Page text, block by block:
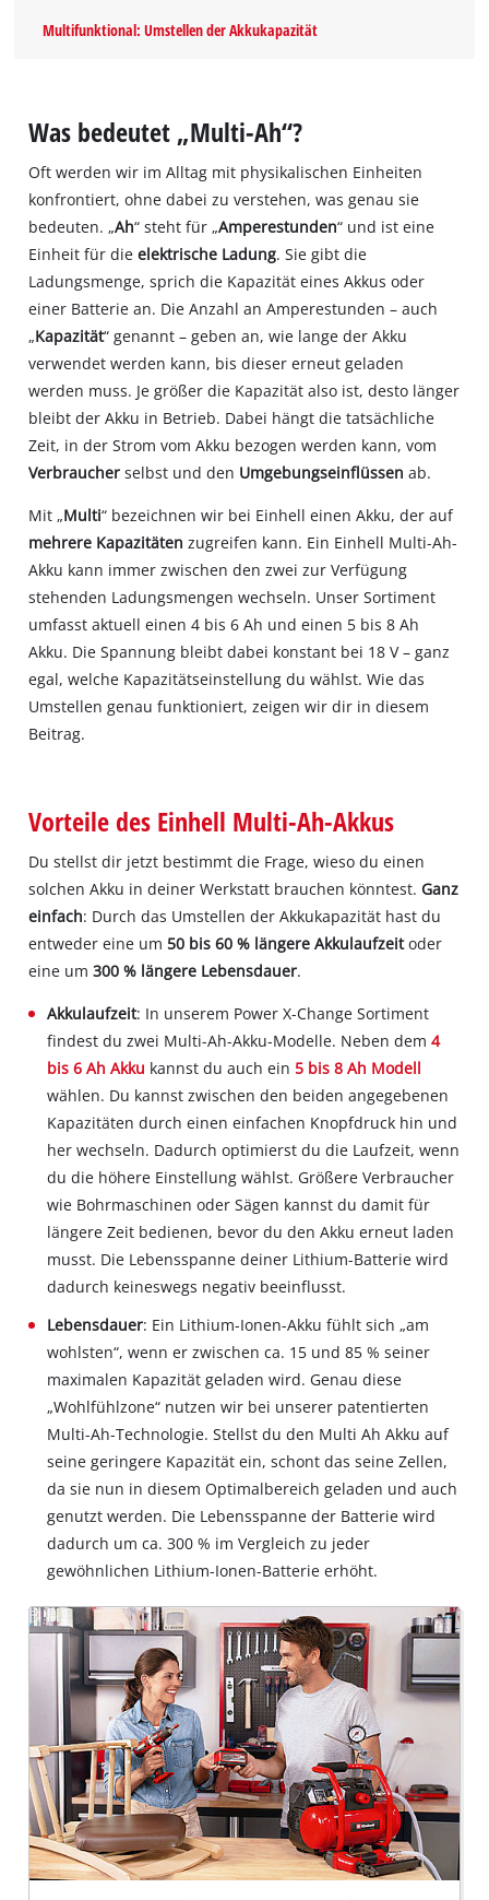
Multifunktional: Umstellen der Akkukapazität
Was bedeutet „Multi-Ah“?
Oft werden wir im Alltag mit physikalischen Einheiten
konfrontiert, ohne dabei zu verstehen, was genau sie
bedeuten. „Ah“ steht für „Amperestunden“ und ist eine
Einheit für dieelektrische Ladung. Sie gibt die
Ladungsmenge, sprich die Kapazität eines Akkus oder
einer Batterie an. Die Anzahl an Amperestunden – auch
„Kapazität“ genannt – geben an, wie lange der Akku
verwendet werden kann, bis dieser erneut geladen
werden muss. Je größer die Kapazität also ist, desto länger
bleibt der Akku in Betrieb. Dabei hängt die tatsächliche
Zeit, in der Strom vom Akku bezogen werden kann, vom
Verbraucherselbst und den Umgebungseinflüssenab.
Mit „Multi“ bezeichnen wir bei Einhell einen Akku, der auf
mehrere Kapazitäten zugreifen kann. Ein Einhell Multi-Ah-
Akku kann immer zwischen den zwei zur Verfügung
stehenden Ladungsmengen wechseln. Unser Sortiment
umfasst aktuell einen 4 bis 6 Ah und einen 5 bis 8 Ah
Akku. Die Spannung bleibt dabei konstant bei 18 V – ganz
egal, welche Kapazitätseinstellung du wählst. Wie das
Umstellen genau funktioniert, zeigen wir dir in diesem
Beitrag.
Vorteile des Einhell Multi-Ah-Akkus
Du stellst dir jetzt bestimmt die Frage, wieso du einen
solchen Akku in deiner Werkstatt brauchen könntest.Ganz
einfach: Durch das Umstellen der Akkukapazität hast du
entweder eine um 50 bis 60 % längere Akkulaufzeitoder
eine um300 % längere Lebensdauer.
Akkulaufzeit: In unserem Power X-Change Sortiment
findest du zwei Multi-Ah-Akku-Modelle. Neben dem4
bis 6 Ah Akku kannst du auch ein 5 bis 8 Ah Modell
wählen. Du kannst zwischen den beiden angegebenen
Kapazitäten durch einen einfachen Knopfdruck hin und
her wechseln. Dadurch optimierst du die Laufzeit, wenn
du die höhere Einstellung wählst. Größere Verbraucher
wie Bohrmaschinen oder Sägen kannst du damit für
längere Zeit bedienen, bevor du den Akku erneut laden
musst. Die Lebensspanne deiner Lithium-Batterie wird
dadurch keineswegs negativ beeinflusst.
Lebensdauer: Ein Lithium-Ionen-Akku fühlt sich „am
wohlsten“, wenn er zwischen ca. 15 und 85 % seiner
maximalen Kapazität geladen wird. Genau diese
„Wohlfühlzone“ nutzen wir bei unserer patentierten
Multi-Ah-Technologie. Stellst du den Multi Ah Akku auf
seine geringere Kapazität ein, schont das seine Zellen,
da sie nun in diesem Optimalbereich geladen und auch
genutzt werden. Die Lebensspanne der Batterie wird
dadurch um ca. 300 % im Vergleich zu jeder
gewöhnlichen Lithium-Ionen-Batterie erhöht.